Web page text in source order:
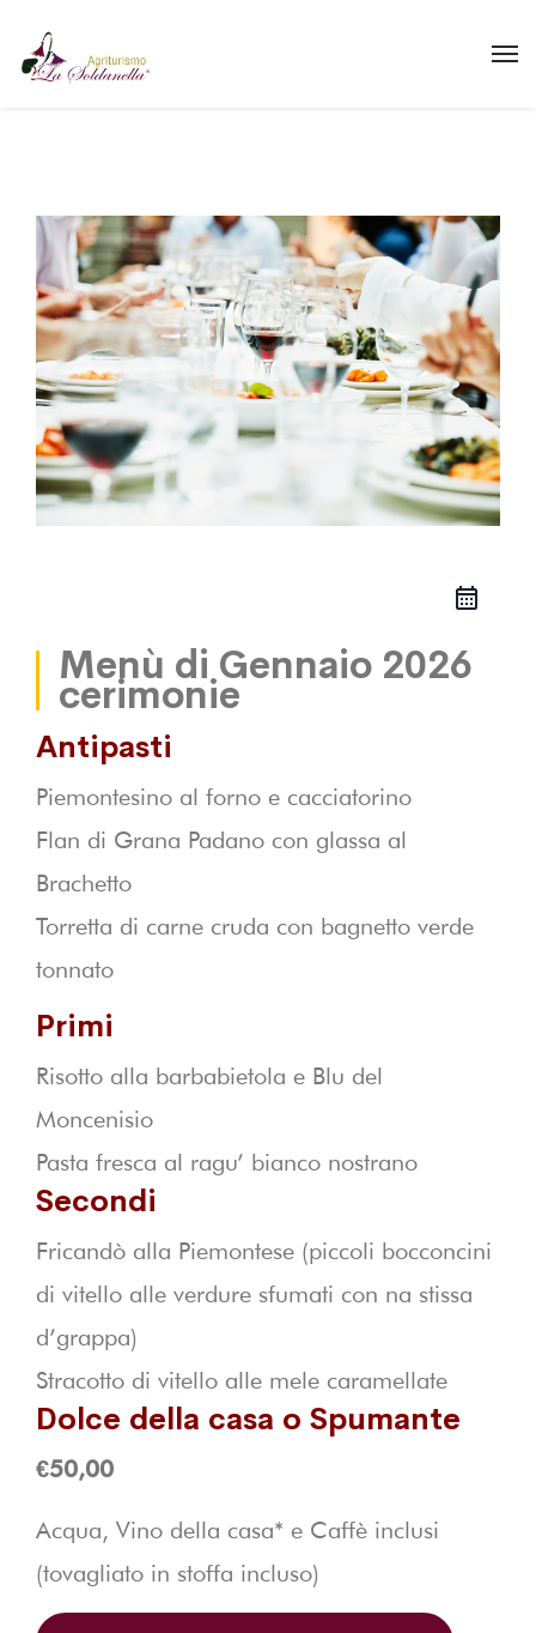
Menù di Gennaio 2026
cerimonie
Antipasti
Piemontesino al forno e cacciatorino
Flan di Grana Padano con glassa al
Brachetto
Torretta di carne cruda con bagnetto verde
tonnato
Primi
Risotto alla barbabietola e Blu del
Moncenisio
Pasta fresca al ragu’ bianco nostrano
Secondi
Fricandò alla Piemontese (piccoli bocconcini
di vitello alle verdure sfumati con na stissa
d’grappa)
Stracotto di vitello alle mele caramellate
Dolce della casa o Spumante
€50,00
Acqua, Vino della casa* e Caffè inclusi
(tovagliato in stoffa incluso)